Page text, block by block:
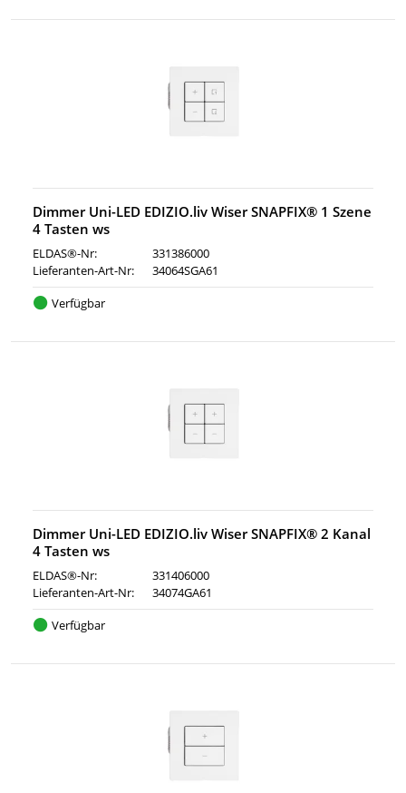
Dimmer Uni-LED EDIZIO.liv Wiser SNAPFIX® 1 Szene
4 Tasten ws
ELDAS®-Nr:
331386000
Lieferanten-Art-Nr:
34064SGA61
Verfügbar
Dimmer Uni-LED EDIZIO.liv Wiser SNAPFIX® 2 Kanal
4 Tasten ws
ELDAS®-Nr:
331406000
Lieferanten-Art-Nr:
34074GA61
Verfügbar